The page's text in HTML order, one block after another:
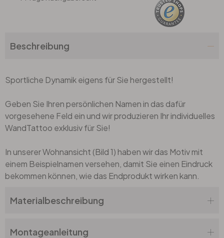
Eingangsbereich
Beschreibung
Sportliche Dynamik eigens für Sie hergestellt!
Geben Sie Ihren persönlichen Namen in das dafür
vorgesehene Feld ein und wir produzieren Ihr individuelles
WandTattoo exklusiv für Sie!
In unserer Wohnansicht (Bild 1) haben wir das Motiv mit
einem Beispielnamen versehen, damit Sie einen Eindruck
bekommen können, wie das Endprodukt wirken kann.
Materialbeschreibung
Montageanleitung